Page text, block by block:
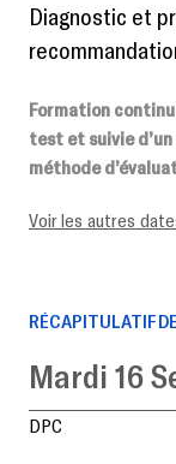
Diagnostic et
Formation
test et suivie
méthode
Voir les autres
RÉCAPITULATIF
Mardi 16
DPC